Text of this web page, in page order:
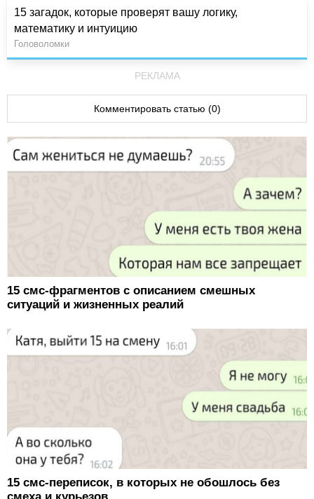
15 загадок, которые проверят вашу логику,
математику и интуицию
Головоломки
РЕКЛАМА
Комментировать статью (0)
15 смс-фрагментов с описанием смешных
ситуаций и жизненных реалий
15 смс-переписок, в которых не обошлось без
смеха и курьезов